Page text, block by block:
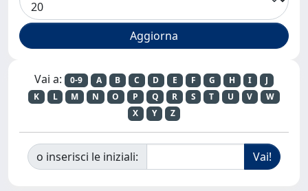
Vai a: 0-9 A B C D E F G H I
J
K
L M N O P Q R S T U V
W
X
Y Z
o inserisci le iniziali: